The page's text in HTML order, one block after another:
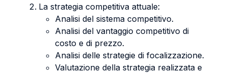
La strategia competitiva attuale:
Analisi del sistema competitivo.
Analisi del vantaggio competitivo di
costo e di prezzo.
Analisi delle strategie di focalizzazione.
Valutazione della strategia realizzata e